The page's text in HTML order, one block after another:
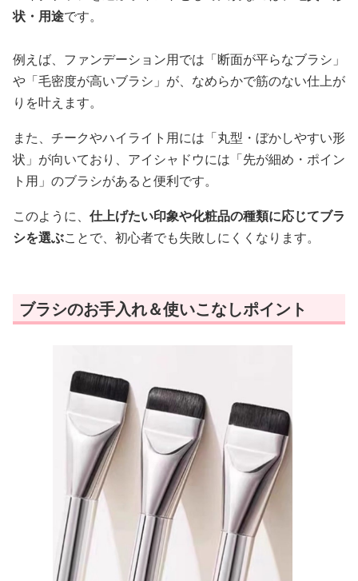
状・用途です。
例えば、ファンデーション用では「断面が平らなブラシ」
や「毛密度が高いブラシ」が、なめらかで筋のない仕上が
りを叶えます。
また、チークやハイライト用には「丸型・ぼかしやすい形
状」が向いており、アイシャドウには「先が細め・ポイン
ト用」のブラシがあると便利です。
このように、 仕上げたい印象や化粧品の種類に応じてブラ
シを選ぶことで、初心者でも失敗しにくくなります。
ブラシのお手入れ＆使いこなしポイント